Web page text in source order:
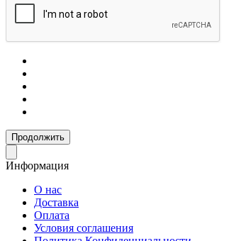
Продолжить
Информация
О нас
Доставка
Оплата
Условия соглашения